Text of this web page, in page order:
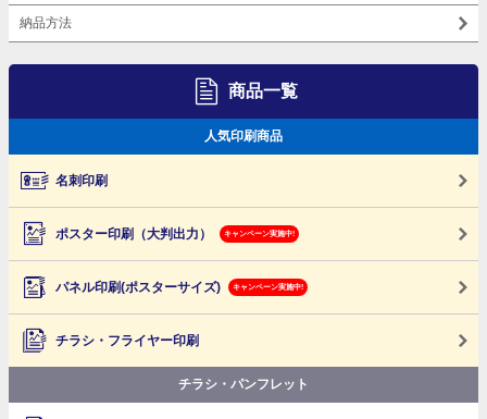
納品方法
商品一覧
人気印刷商品
名刺印刷
ポスター印刷（大判出力） キャンペーン実施中!
パネル印刷(ポスターサイズ) キャンペーン実施中!
チラシ・フライヤー印刷
チラシ・パンフレット